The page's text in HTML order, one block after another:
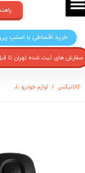
خرید اقساطی با اسنپ پی
سفارش های ثبت شده تهران تا قبل ساعت 11 ثبت شوند همان
کالانیکس لوازم خودرو